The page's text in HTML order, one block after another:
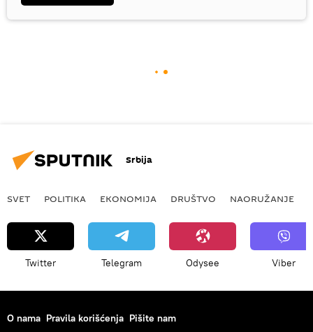
Srbija
SVET POLITIKA EKONOMIJA DRUŠTVO NAORUŽANJE
Twitter Telegram Odysee Viber
O nama Pravila korišćenja Pišite nam